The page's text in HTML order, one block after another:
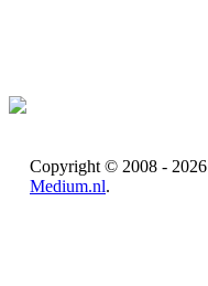
Copyright © 2008 - 2026
Medium.nl.